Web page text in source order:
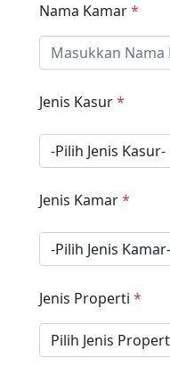
Nama Kamar*
Jenis Kasur*
Jenis Kamar*
Jenis Properti *